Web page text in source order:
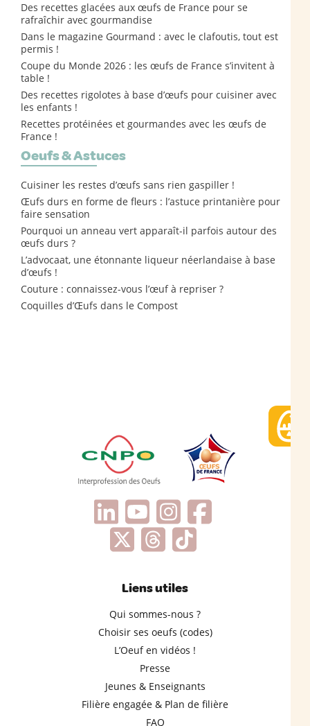
Des recettes glacées aux œufs de France pour se
rafraîchir avec gourmandise
Dans le magazine Gourmand : avec le clafoutis, tout est
permis !
Coupe du Monde 2026 : les œufs de France s’invitent à
table !
Des recettes rigolotes à base d’œufs pour cuisiner avec
les enfants !
Recettes protéinées et gourmandes avec les œufs de
France !
Oeufs & Astuces
Cuisiner les restes d’œufs sans rien gaspiller !
Œufs durs en forme de fleurs : l’astuce printanière pour
faire sensation
Pourquoi un anneau vert apparaît-il parfois autour des
œufs durs ?
L’advocaat, une étonnante liqueur néerlandaise à base
d’œufs !
Couture : connaissez-vous l’œuf à repriser ?
Coquilles d’Œufs dans le Compost
Liens utiles
Qui sommes-nous ?
Choisir ses oeufs (codes)
L’Oeuf en vidéos !
Presse
Jeunes & Enseignants
Filière engagée & Plan de filière
FAQ